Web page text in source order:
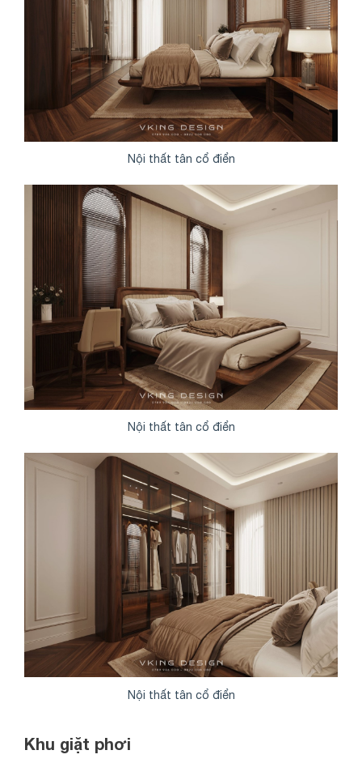
Nội thất tân cổ điển
Nội thất tân cổ điển
Nội thất tân cổ điển
Khu giặt phơi